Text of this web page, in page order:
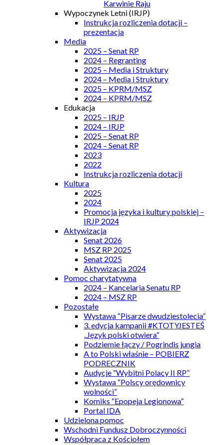
Karwinie Raju
Wypoczynek Letni (IRJP)
Instrukcja rozliczenia dotacji –
prezentacja
Media
2025 – Senat RP
2024 – Regranting
2025 – Media i Struktury
2024 – Media i Struktury
2025 – KPRM/MSZ
2024 – KPRM/MSZ
Edukacja
2025 – IRJP
2024 – IRJP
2025 – Senat RP
2024 – Senat RP
2023
2022
Instrukcja rozliczenia dotacji
Kultura
2025
2024
Promocja języka i kultury polskiej –
IRJP 2024
Aktywizacja
Senat 2026
MSZ RP 2025
Senat 2025
Aktywizacja 2024
Pomoc charytatywna
2024 – Kancelaria Senatu RP
2024 – MSZ RP
Pozostałe
Wystawa “Pisarze dwudziestolecia”
3. edycja kampanii #KTOTYJESTEŚ
„Język polski otwiera”
Podziemie łączy / Pogrindis jungia
A to Polski właśnie – POBIERZ
PODRECZNIK
Audycje “Wybitni Polacy II RP”
Wystawa “Polscy orędownicy
wolności”
Komiks “Epopeja Legionowa”
Portal IDA
Udzielona pomoc
Wschodni Fundusz Dobroczynności
Współpraca z Kościołem